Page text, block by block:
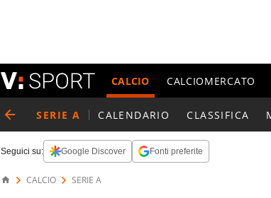
CALCIO CALCIOMERCATO
SERIE A CALENDARIO CLASSIFICA
Seguici su: Google Discover Fonti preferite
CALCIO SERIE A